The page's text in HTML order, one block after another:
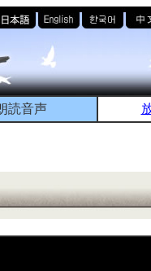
読音声